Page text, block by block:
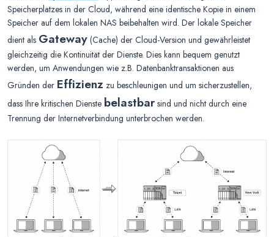
Speicherplatzes in der Cloud, während eine identische Kopie in einem
Speicher auf dem lokalen NAS beibehalten wird. Der lokale Speicher
dient als Gateway (Cache) der Cloud-Version und gewährleistet
gleichzeitig die Kontinuität der Dienste. Dies kann bequem genutzt
werden, um Anwendungen wie z.B. Datenbanktransaktionen aus
Gründen der Effizienz zu beschleunigen und um sicherzustellen,
dass Ihre kritischen Dienste belastbar sind und nicht durch eine
Trennung der Internetverbindung unterbrochen werden.